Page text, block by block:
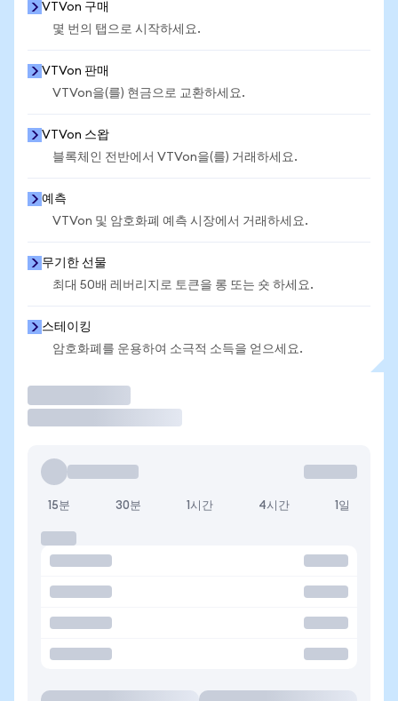
VTVon 구매
몇 번의 탭으로 시작하세요.
VTVon 판매
VTVon을(를) 현금으로 교환하세요.
VTVon 스왑
블록체인 전반에서 VTVon을(를) 거래하세요.
예측
VTVon 및 암호화폐 예측 시장에서 거래하세요.
무기한 선물
최대 50배 레버리지로 토큰을 롱 또는 숏 하세요.
스테이킹
암호화폐를 운용하여 소극적 소득을 얻으세요.
15분 30분 1시간 4시간 1일